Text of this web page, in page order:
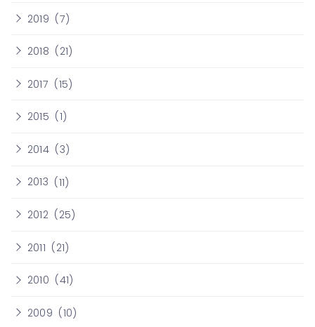
2019 (7)
2018 (21)
2017 (15)
2015 (1)
2014 (3)
2013 (11)
2012 (25)
2011 (21)
2010 (41)
2009 (10)